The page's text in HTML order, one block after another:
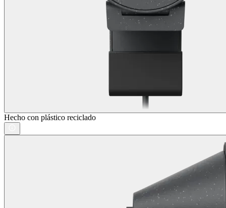
Hecho con plástico reciclado